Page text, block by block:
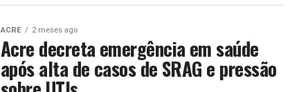
ACRE 2 meses ago
Acre decreta emergência em saúde
após alta de casos de SRAG e pressão